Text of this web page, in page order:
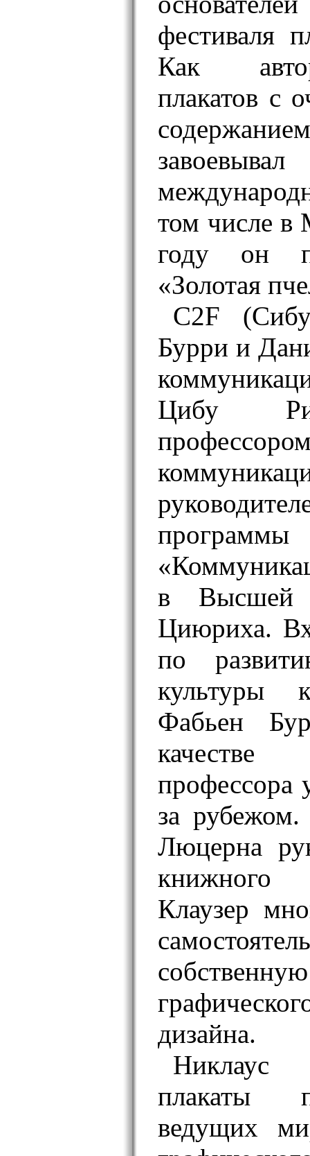
фестиваля
Как
плакатов с
том числе в
году он
«Золотая
C2F
Бурри и
Цибу
программы
в Высшей
Циюриха.
по
культуры
Фабьен
качестве
профессора
за
Люцерна
книжного
Клаузер
дизайна.
Никлаус
плакаты
ведущих